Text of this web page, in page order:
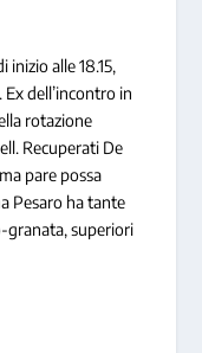
inizio alle 18.15,
dell’incontro in
rotazione
Recuperati De
pare possa
Pesaro ha tante
granata, superiori